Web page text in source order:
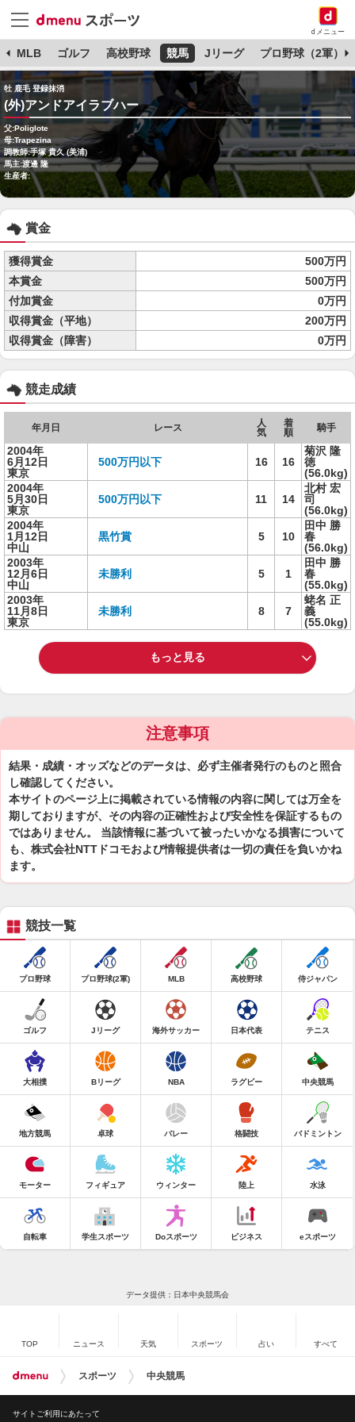
dメニュー
MLB ゴルフ 高校野球 競馬 Jリーグ プロ野球（2軍）
牡 鹿毛 登録抹消
(外)アンドアイラブハー
父:Poliglote
母:Trapezina
調教師:手塚 貴久 (美浦)
馬主:渡邊 隆
生産者:
賞金
獲得賞金
500万円
本賞金
500万円
付加賞金
0万円
収得賞金（平地）
200万円
収得賞金（障害）
0万円
競走成績
年月日 レース
人
気
着
順
騎手
2004年
6月12日
東京
500万円以下 16 16
菊沢 隆
徳
(56.0kg)
2004年
5月30日
東京
500万円以下 11 14
北村 宏
司
(56.0kg)
2004年
1月12日
中山
黒竹賞 5 10
田中 勝
春
(56.0kg)
2003年
12月6日
中山
未勝利 5 1
田中 勝
春
(55.0kg)
2003年
11月8日
東京
未勝利 8 7
蛯名 正
義
(55.0kg)
もっと見る
注意事項
結果・成績・オッズなどのデータは、必ず主催者発行のものと照合
し確認してください。
本サイトのページ上に掲載されている情報の内容に関しては万全を
期しておりますが、その内容の正確性および安全性を保証するもの
ではありません。 当該情報に基づいて被ったいかなる損害について
も、株式会社NTTドコモおよび情報提供者は一切の責任を負いかね
ます。
競技一覧
プロ野球 プロ野球(2軍) MLB 高校野球 侍ジャパン
ゴルフ Jリーグ 海外サッカー 日本代表 テニス
大相撲 Bリーグ NBA ラグビー 中央競馬
地方競馬 卓球 バレー 格闘技 バドミントン
モーター フィギュア ウィンター 陸上 水泳
自転車 学生スポーツ Doスポーツ ビジネス eスポーツ
データ提供：日本中央競馬会
TOP ニュース 天気 スポーツ 占い すべて
スポーツ 中央競馬
サイトご利用にあたって